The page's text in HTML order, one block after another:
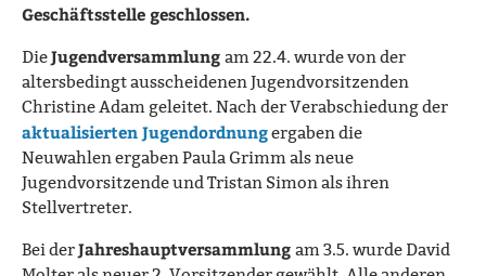
Geschäftsstelle geschlossen.
DieJugendversammlung am 22.4. wurde von der
altersbedingt ausscheidenen Jugendvorsitzenden
Christine Adam geleitet. Nach der Verabschiedung der
aktualisierten Jugendordnungergaben die
Neuwahlen ergaben Paula Grimm als neue
Jugendvorsitzende und Tristan Simon als ihren
Stellvertreter.
Bei derJahreshauptversammlung am 3.5. wurde David